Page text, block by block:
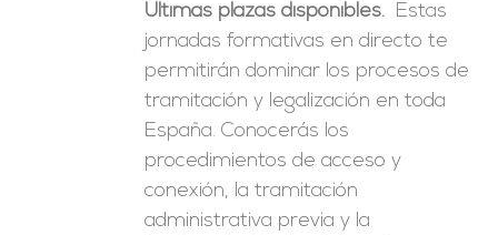
era:
246,00€.
es:
149,00€.
Últimas plazas disponibles. Estas
jornadas formativas en directo te
permitirán dominar los procesos de
tramitación y legalización en toda
España. Conocerás los
procedimientos de acceso y
conexión, la tramitación
administrativa previa y la